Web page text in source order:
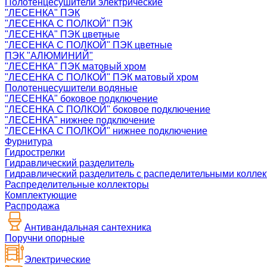
Полотенцесушители электрические
"ЛЕСЕНКА" ПЭК
"ЛЕСЕНКА С ПОЛКОЙ" ПЭК
"ЛЕСЕНКА" ПЭК цветные
"ЛЕСЕНКА С ПОЛКОЙ" ПЭК цветные
ПЭК "АЛЮМИНИЙ"
"ЛЕСЕНКА" ПЭК матовый хром
"ЛЕСЕНКА С ПОЛКОЙ" ПЭК матовый хром
Полотенцесушители водяные
"ЛЕСЕНКА" боковое подключение
"ЛЕСЕНКА С ПОЛКОЙ" боковое подключение
"ЛЕСЕНКА" нижнее подключение
"ЛЕСЕНКА С ПОЛКОЙ" нижнее подключение
Фурнитура
Гидрострелки
Гидравлический разделитель
Гидравлический разделитель с распеделительными
Распределительные коллекторы
Комплектующие
Распродажа
Антивандальная сантехника
Поручни опорные
Электрические